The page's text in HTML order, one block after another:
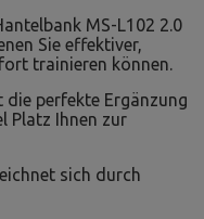
MS-L102 2.0
Sie effektiver,
trainieren können.
perfekte Ergänzung
Platz Ihnen zur
sich durch